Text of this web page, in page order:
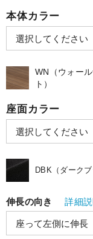
本体カラー
WN（ウォー
ト）
座面カラー
DBK（ダークブ
伸長の向き 詳細